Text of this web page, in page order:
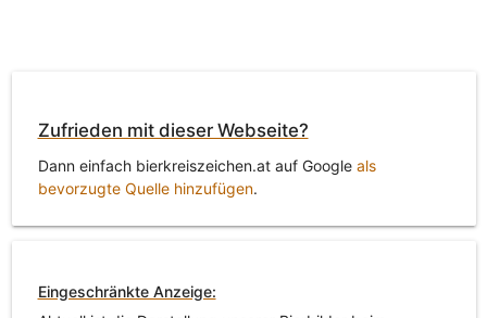
Zufrieden mit dieser Webseite?
Dann einfach bierkreiszeichen.at auf Google als
bevorzugte Quelle hinzufügen.
Eingeschränkte Anzeige: